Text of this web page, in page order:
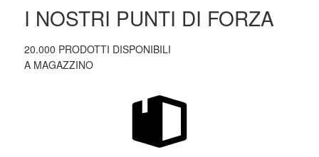
I NOSTRI PUNTI DI FORZA
20.000 PRODOTTI DISPONIBILI
A MAGAZZINO